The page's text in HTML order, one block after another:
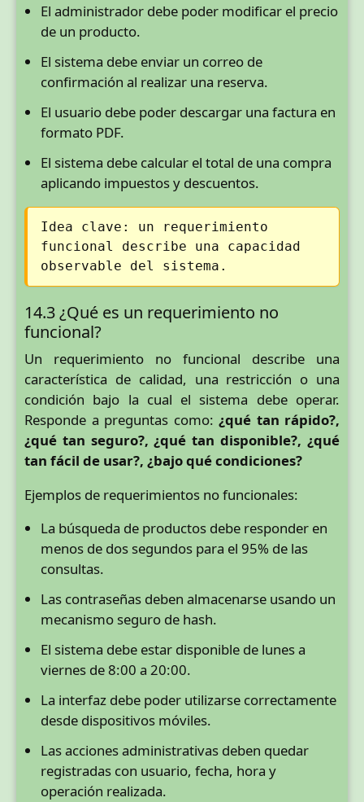
El administrador debe poder modificar el precio
de un producto.
El sistema debe enviar un correo de
confirmación al realizar una reserva.
El usuario debe poder descargar una factura en
formato PDF.
El sistema debe calcular el total de una compra
aplicando impuestos y descuentos.
Idea clave: un requerimiento
funcional describe una capacidad
observable del sistema.
14.3 ¿Qué es un requerimiento no
funcional?
Un requerimiento no funcional describe una
característica de calidad, una restricción o una
condición bajo la cual el sistema debe operar.
Responde a preguntas como: ¿qué tan rápido?,
¿qué tan seguro?, ¿qué tan disponible?, ¿qué
tan fácil de usar?, ¿bajo qué condiciones?
Ejemplos de requerimientos no funcionales:
La búsqueda de productos debe responder en
menos de dos segundos para el 95% de las
consultas.
Las contraseñas deben almacenarse usando un
mecanismo seguro de hash.
El sistema debe estar disponible de lunes a
viernes de 8:00 a 20:00.
La interfaz debe poder utilizarse correctamente
desde dispositivos móviles.
Las acciones administrativas deben quedar
registradas con usuario, fecha, hora y
operación realizada.